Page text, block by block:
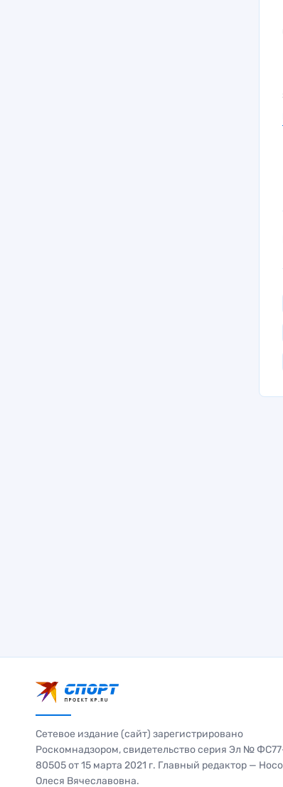
Сетевое издание (сайт) зарегистрировано
Роскомнадзором, свидетельство серия Эл №
80505 от 15 марта 2021 г. Главный редактор —
Олеся Вячеславовна.